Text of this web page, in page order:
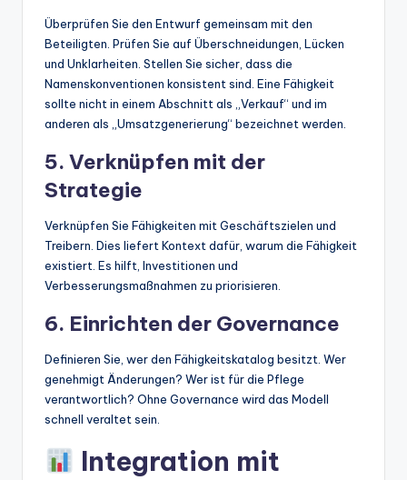
Überprüfen Sie den Entwurf gemeinsam mit den
Beteiligten. Prüfen Sie auf Überschneidungen, Lücken
und Unklarheiten. Stellen Sie sicher, dass die
Namenskonventionen konsistent sind. Eine Fähigkeit
sollte nicht in einem Abschnitt als „Verkauf“ und im
anderen als „Umsatzgenerierung“ bezeichnet werden.
5. Verknüpfen mit der
Strategie
Verknüpfen Sie Fähigkeiten mit Geschäftszielen und
Treibern. Dies liefert Kontext dafür, warum die Fähigkeit
existiert. Es hilft, Investitionen und
Verbesserungsmaßnahmen zu priorisieren.
6. Einrichten der Governance
Definieren Sie, wer den Fähigkeitskatalog besitzt. Wer
genehmigt Änderungen? Wer ist für die Pflege
verantwortlich? Ohne Governance wird das Modell
schnell veraltet sein.
Integration mit